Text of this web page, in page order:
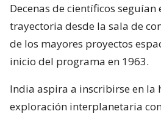
Decenas de científicos seguían
trayectoria desde la sala de
de los mayores proyectos
inicio del programa en 1963.
India aspira a inscribirse en la
exploración interplanetaria